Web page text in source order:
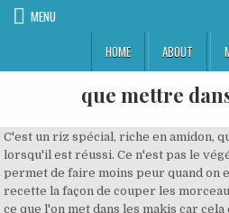
MENU
HOME
ABOUT
que mettre
C'est un riz spécial, riche en amidon, qui devient un peu collant lorsqu'il est réussi. Ce n'est pas le végétarisme pur et dur, mais cela permet de faire moins peur quand on est invité ! Il manque dans la recette la façon de couper les morceaux de saumon, concombre et ce que l'on met dans les makis car cela est assez compliqué à réaliser et pour quelqu'un qui ne sait pas faire il faudrait l'aiguiller un petit plus. https://lacuisinedannie.20minutes.fr/recette-makis-851.html Mais ce que vous ne savez peut-être pas encore, c’est qu’il existe une variante plus légère de ce plat qui s’intégrera parfaitement dans le thème de la minceur. Préchauffer l'huile de la friteuse à 180 °C (350 °F). Lorsque vous transférez des données dans OSM, vous restez le propriétaire des droits liés à vos données, mais vous accordez certains droits à la fondation OpenStreetMap définis par les termes du contributeur (Contributor Terms ou CT). Vous pouvez acheter du saumon cru auprès d'un poissonnier de confiance. Sur les sushi, je trouve qu'il manque quelque chose, donc je déconseillerai. Apache/2.4.25 (Debian) Server at www.africultures.com Port 80 Pas étonnant que le plupart des gens pensent que les japonais ne consomment que des sushi. Recouvrir de pellicule de plastique. N'hésitez pas à faire des mélanges. De plus, on se retrouve toujours avec la moitié du paquet que l’on doit jeter à la poubelle faute de pouvoir s’en servir au quotidien. Explanation . Le maki est une des nombreuses déclinaisons du sushi. Alors pour que ce soit plus simple, je dis souvent “sushis” dans ce post mais en réalité je parle de makis (rouleaux avec l’algue à l’extérieur) et de california rolls (rouleaux avec l’algue à l’intérieur et le riz apparent). Ce sont des algues ou feuilles de nori qui servent à recouvrir du riz assaisonné et de petits morceaux de poisson cru (attention à la fraîcheur) ou de bâtonnets de crudités, le tout est ensuite roulé soigneusement. Exemple: "P ris", "P.ris", "P,ris" ou "P*ris" Rechercher. Au Japon, les maki sont très répandus également, nous pouvons en consommer presque partout. Le sushi est un plat traditionnel japonais, très apprécié dans le pays du soleil levant bien que sa consommation n’y soit pas systématique.Sushi est un terme générique rassemblant plusieurs catégories de recettes bien que les plus célèbres soient le nigiri, le maki et le sashimi. Rincer le riz plusieurs fois et le mettre dans une casserole. Avec de la persévérance vous y arriverez. Followers 1. Vous l'avez vu, c'est assez simple (le roulage demande un petit peu d'entrainement, mais même si vos premiers essais ne sont pas très beaux, ils seront bons à tous les coups), le plus difficile est de choisir ce que vous allez mettre dans vos makis. Choisissez un ou plusieurs légumes de votre choix: Utilisez du riz rond (dans les magasins bio, vous pouvez trouver du "riz à sushi") que vous faites bien cuire (une vingtaine de minutes). Couper le moteur en y laissant les clés. Il doit être bien collant. Mettez le riz dans une casserole, ajoutez l'eau et portez à ébullition à couvert. C’est un repas spécial que je mange avec bonheur quelques fois par année. Idéal pour l'apéritif ou pour une soirée entre amis. The French expression tomber dans les pommes is a cute way of saying that someone fainted, but I wish I knew why/how apples are related to a state of unconsciousness. La traduction du verbe mettre en contexte Ce sont ces lamelles que vous intégrerez dans vos makis/sushis. Couper le fromage dans le sens de la longueur pour obtenir des lanières de 1 cm d'épaisseur et de 1 cm de largeur. Une belle recette issue du site Agneau Presto. En ce qui concerne le matériel, il est intéressant d’investir dans un makisu, une natte en bambou, qui permet de rouler les makis. En apéritif, en entrée, en plat, c'est délicieux ... Même au goûter ou à 4h du mat', les makis ça passe tout seul. Le souci du sushi, c’est qu’au restaurant, ce mets japonais raffiné reste assez coûteux.. Les plats de makis et sushis ont vite tendance à peser lourd sur votre facture !Pourquoi ne pas tenter l’aventure des sushis à la maison ?Dans votre tête, vous vous dites que vous n’y arriverez jamais, que c’est trop long, trop compliqué, qu’ils seront ratés. Découvrez la recette des sushis pour réaliser vos propres makis ! Verser 1 c.a.s de vinaigre dans le bol d'eau et mélanger. Ombudsman in financiële geschillen U bent: Particulier Onderneming. C'est pourquoi ci-dessous, quelques recettes contiennent du thon. Avec plus de 110 recettes de maki, vous n'avez plus d'excuses pour ne pas cuisiner les makis qui vous ressemblent. Si vous voulez étaler le riz avec vos mains, humidifiez-les avec un tout petit peu de vinaigre de riz pour empêcher le nori de coller. Vous en avez tous déjà mangé et en tout cas déjà vu. Ces makis végétariens (ou non au choix) sont légers et frais, vous allez vite vous en apercevoir. Préparer le riz à sushis. Mettre les phrases dans l'ordreUtilisez ces mots pour reconstituer la phrase. Mettre tout ce qu’il faut sur le plan de travail : le riz, les légumes découpés, le tofu grillé, les feuilles de nori, la moutarde, les graines de sésame broyées, une grande planche à découper, un petit bol d’eau froide, un couteau bien aiguisé et un plat pour servir/conserver les makis. Étaler le riz sur une plaque pour le faire tiédir et le recouvrir d'un linge humide. On thinglink.com, edit images, videos and 360 photos in one place. - Bonjour, je recherche 2 recettes de gâteaux d'anniversaire pour les 11 ans de ma fille début avril '( déjà 2 idées mais d'autres seraient la bienvenue ). Bûche roulée à la ricotta, framboises et pistaches, Le guide pour choisir et cuisiner les coquilles saint-jacques, Pâtes à la fondue de poireaux, noix et parmesan, Foie gras, rillettes et autres : 10 terrines à préparer pour les fêtes, Maki "3C" : Concombre, Crevette et Cream-cheese, Duo de makis aux crevettes yakitori et au tofu mariné, Maki au foie gras et figues marinées réduction balsamique à la vanille. Mais j’imagine qu’il est plus intéressant